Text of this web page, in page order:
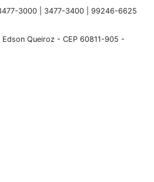
3000 | 3477-3400 | 99246-6625
Queiroz - CEP 60811-905 -